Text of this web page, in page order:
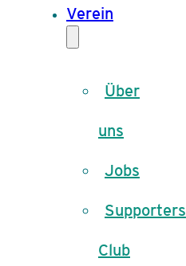
Verein
Über
uns
Jobs
Supporters
Club